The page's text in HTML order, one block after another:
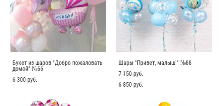
Букет из шаров "Добро пожаловать
домой" №66
6 300 pуб.
Шары "Привет, малыш!" №88
7 150 pуб.
6 850 pуб.